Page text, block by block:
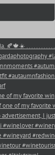
of my favorite win